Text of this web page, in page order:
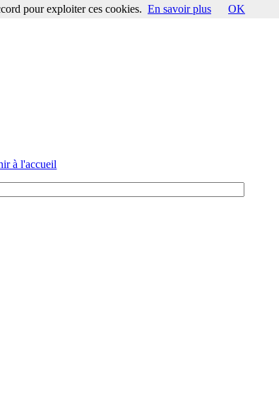
à l'accueil
pour exploiter ces cookies. En savoir plus OK